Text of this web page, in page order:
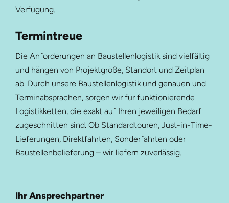
Verfügung.
Termintreue
Die Anforderungen an Baustellenlogistik sind vielfältig
und hängen von Projektgröße, Standort und Zeitplan
ab. Durch unsere Baustellenlogistik und genauen und
Terminabsprachen, sorgen wir für funktionierende
Logistikketten, die exakt auf Ihren jeweiligen Bedarf
zugeschnitten sind. Ob Standardtouren, Just-in-Time-
Lieferungen, Direktfahrten, Sonderfahrten oder
Baustellenbelieferung – wir liefern zuverlässig.
Ihr Ansprechpartner